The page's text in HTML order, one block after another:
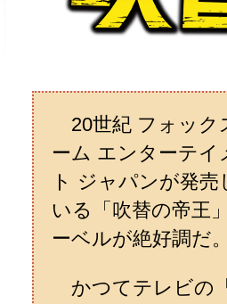
20世紀 フォック
ーム エンターテイ
ト ジャパンが発売
いる「吹替の帝王
ーベルが絶好調だ。
かつてテレビの